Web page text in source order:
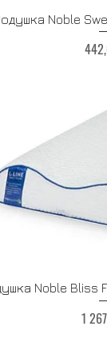
Быстрый
Noble
Быстрый
Noble Bliss
Цена
1